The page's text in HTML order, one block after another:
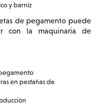
y barniz
de pegamento puede
con la maquinaria de
en pestañas de